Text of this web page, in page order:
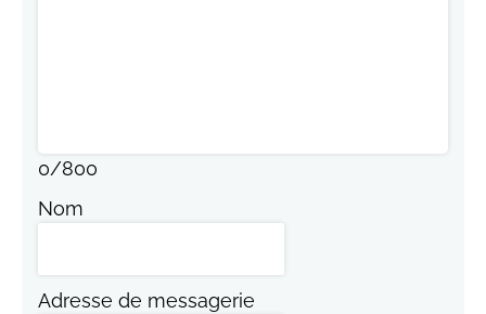
0/800
Nom
Adresse de messagerie